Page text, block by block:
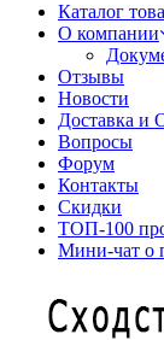
Каталог
О компании
Отзывы
Новости
Доставка и
Вопросы
Форум
Контакты
Скидки
ТОП-100
Мини-чат о